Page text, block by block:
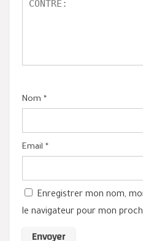
Nom *
Email *
Enregistrer mon nom,
le navigateur pour mon